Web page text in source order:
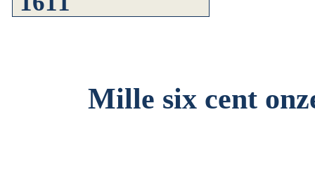
Mille six cent